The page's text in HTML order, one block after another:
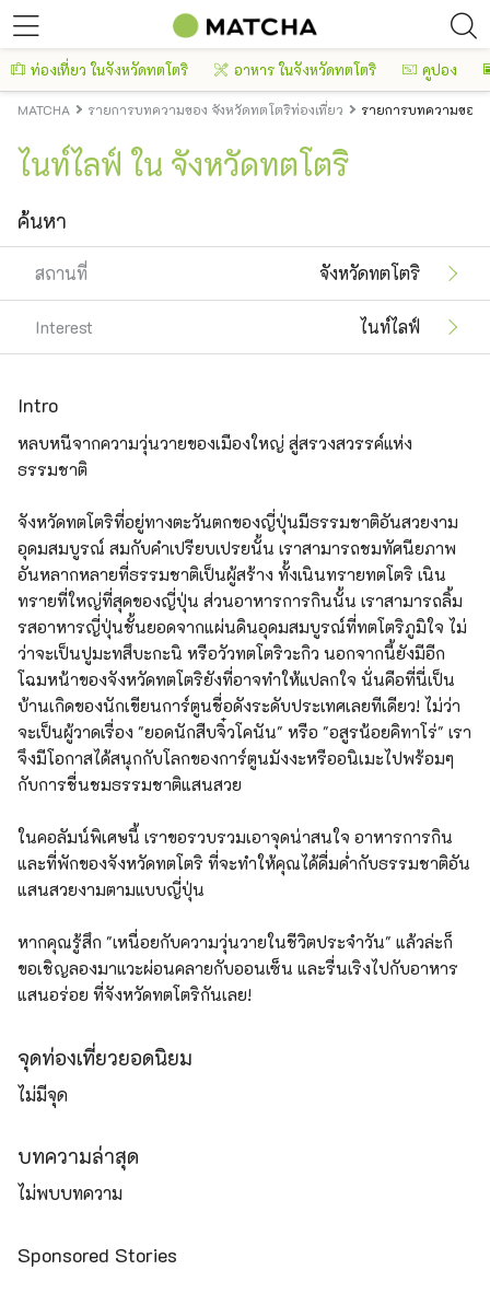
ท่องเที่ยว ในจังหวัดทตโตริ อาหาร ในจังหวัดทตโตริ คูปอง
MATCHA รายการบทความของ จังหวัดทตโตริท่องเที่ยว รายการบทความของ
ไนท์ไลฟ์ ใน จังหวัดทตโตริ
ค้นหา
สถานที่ จังหวัดทตโตริ
Interest ไนท์ไลฟ์
Intro
หลบหนีจากความวุ่นวายของเมืองใหญ่ สู่สรวงสวรรค์แห่ง
ธรรมชาติ
จังหวัดทตโตริที่อยู่ทางตะวันตกของญี่ปุ่นมีธรรมชาติอันสวยงาม
อุดมสมบูรณ์ สมกับคำเปรียบเปรยนั้น เราสามารถชมทัศนียภาพ
อันหลากหลายที่ธรรมชาติเป็นผู้สร้าง ทั้งเนินทรายทตโตริ เนิน
ทรายที่ใหญ่ที่สุดของญี่ปุ่น ส่วนอาหารการกินนั้น เราสามารถลิ้ม
รสอาหารญี่ปุ่นชั้นยอดจากแผ่นดินอุดมสมบูรณ์ที่ทตโตริภูมิใจ ไม่
ว่าจะเป็นปูมะทสึบะกะนิ หรือวัวทตโตริวะกิว นอกจากนี้ยังมีอีก
โฉมหน้าของจังหวัดทตโตริยังที่อาจทำให้แปลกใจ นั่นคือที่นี่เป็น
บ้านเกิดของนักเขียนการ์ตูนชื่อดังระดับประเทศเลยทีเดียว! ไม่ว่า
จะเป็นผู้วาดเรื่อง "ยอดนักสืบจิ๋วโคนัน" หรือ "อสูรน้อยคิทาโร่" เรา
จึงมีโอกาสได้สนุกกับโลกของการ์ตูนมังงะหรืออนิเมะไปพร้อมๆ
กับการชื่นชมธรรมชาติแสนสวย
ในคอลัมน์พิเศษนี้ เราขอรวบรวมเอาจุดน่าสนใจ อาหารการกิน
และที่พักของจังหวัดทตโตริ ที่จะทำให้คุณได้ดื่มด่ำกับธรรมชาติอัน
แสนสวยงามตามแบบญี่ปุ่น
หากคุณรู้สึก "เหนื่อยกับความวุ่นวายในชีวิตประจำวัน" แล้วล่ะก็
ขอเชิญลองมาแวะผ่อนคลายกับออนเซ็น และรื่นเริงไปกับอาหาร
แสนอร่อย ที่จังหวัดทตโตริกันเลย!
จุดท่องเที่ยวยอดนิยม
ไม่มีจุด
บทความล่าสุด
ไม่พบบทความ
Sponsored Stories